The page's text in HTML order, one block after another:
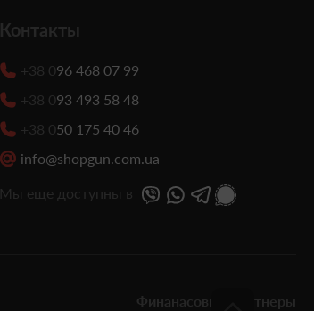
Контакты
+38 096 468 07 99
+38 093 493 58 48
+38 050 175 40 46
info@shopgun.com.ua
Мы еще доступны в
Финанасовые партнеры